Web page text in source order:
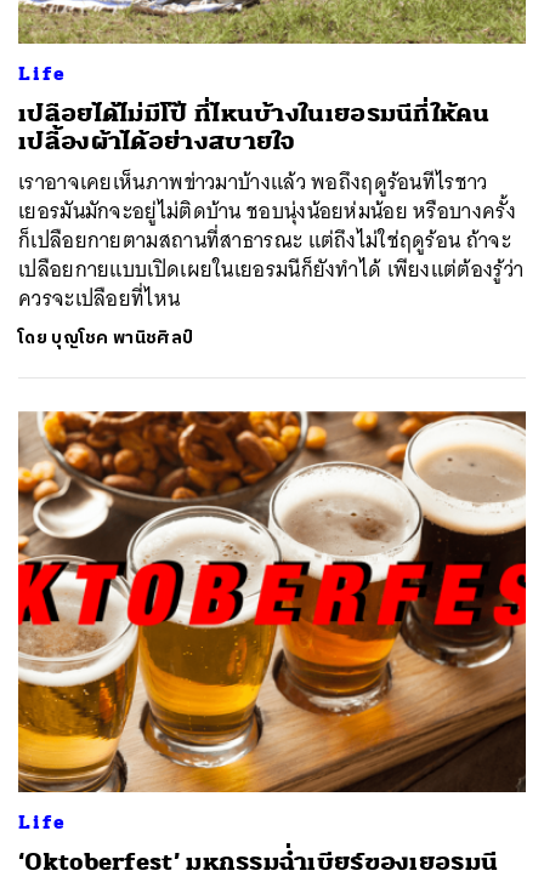
Life
เปลือยได้ไม่มีโป๊ ที่ไหนบ้างในเยอรมนีที่ให้คน
เปลื้องผ้าได้อย่างสบายใจ
เราอาจเคยเห็นภาพข่าวมาบ้างแล้ว พอถึงฤดูร้อนทีไรชาว
เยอรมันมักจะอยู่ไม่ติดบ้าน ชอบนุ่งน้อยห่มน้อย หรือบางครั้ง
ก็เปลือยกายตามสถานที่สาธารณะ แต่ถึงไม่ใช่ฤดูร้อน ถ้าจะ
เปลือยกายแบบเปิดเผยในเยอรมนีก็ยังทำได้ เพียงแต่ต้องรู้ว่า
ควรจะเปลือยที่ไหน
โดย บุญโชค พานิชศิลป์
Life
‘Oktoberfest’ มหกรรมฉ่ำเบียร์ของเยอรมนี